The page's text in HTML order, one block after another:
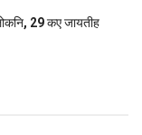
29 कए जायतीह